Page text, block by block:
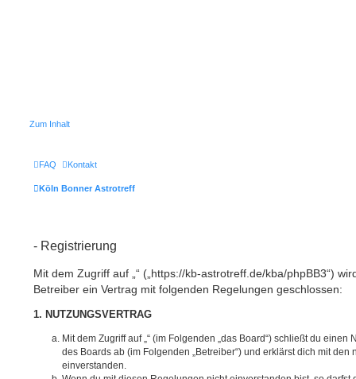
Zum Inhalt
FAQ Kontakt
Köln Bonner Astrotreff
- Registrierung
Mit dem Zugriff auf „“ („https://kb-astrotreff.de/kba/phpBB3“)
Betreiber ein Vertrag mit folgenden Regelungen geschlossen:
1. NUTZUNGSVERTRAG
Mit dem Zugriff auf „“ (im Folgenden „das Board“) schließt du
des Boards ab (im Folgenden „Betreiber“) und erklärst dich mit
einverstanden.